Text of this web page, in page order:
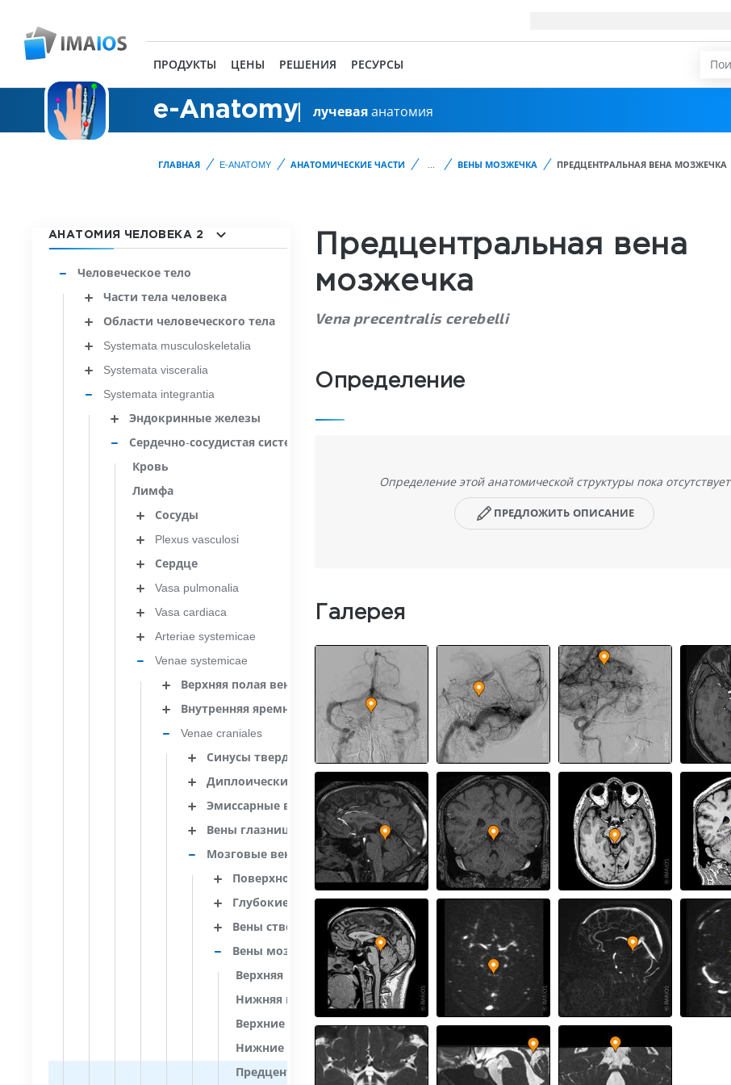
ПРОДУКТЫ ЦЕНЫ РЕШЕНИЯ РЕСУРСЫ
e-Anatomy лучевая анатомия
ГЛАВНАЯ E-ANATOMY АНАТОМИЧЕСКИЕ ЧАСТИ ВЕНЫ МОЗЖЕЧКА ПРЕДЦЕНТРАЛЬНАЯ ВЕНА МОЗЖЕЧКА
АНАТОМИЯ ЧЕЛОВЕКА 2
Человеческое тело
Части тела человека
Области человеческого тела
Systemata musculoskeletalia
Systemata visceralia
Systemata integrantia
Эндокринные железы
Сердечно-сосудистая система
Кровь
Лимфа
Сосуды
Plexus vasculosi
Сердце
Vasa pulmonalia
Vasa cardiaca
Arteriae systemicae
Venae systemicae
Верхняя полая вена
Внутренняя яремная вена
Venae craniales
Синусы твердой мозговой оболочки
Диплоические вены
Эмиссарные вены
Вены глазницы
Мозговые вены
Поверхностные мозговые вены
Глубокие мозговые вены
Вены ствола головного мозга
Вены мозжечка
Верхняя вена червя
Нижняя вена червя
Верхние вены мозжечка
Нижние вены мозжечка
Предцентральная вена мозжечка
Предцентральная вена
мозжечка
Vena precentralis cerebelli
Определение
Определение этой анатомической структуры пока отсутствует
ПРЕДЛОЖИТЬ ОПИСАНИЕ
Галерея